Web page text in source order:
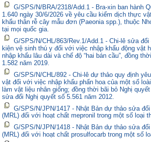
G/SPS/N/BRA/2318/Add.1 - Bra-xin ban hành
1.640 ngày 30/6/2026 về yêu cầu kiểm dịch thực
khẩu thân rễ cây mẫu đơn (Paeonia spp.), thuộc
tại mọi quốc gia.
G/SPS/N/CHL/863/Rev.1/Add.1 - Chi-lê sửa
kiện vệ sinh thú y đối với việc nhập khẩu động vật
nhập khẩu lâu dài và chế độ “hai bán cầu”, đồng
1.582 năm 2019.
G/SPS/N/CHL/892 - Chi-lê dự thảo quy định
vật đối với việc nhập khẩu phấn hoa của một số
làm vật liệu nhân giống; đồng thời bãi bỏ Nghị
sửa đổi Nghị quyết số 5.561 năm 2012.
G/SPS/N/JPN/1417 - Nhật Bản dự thảo sửa
(MRL) đối với hoạt chất mepronil trong một số loại
G/SPS/N/JPN/1418 - Nhật Bản dự thảo sửa
(MRL) đối với hoạt chất prosulfocarb trong một số